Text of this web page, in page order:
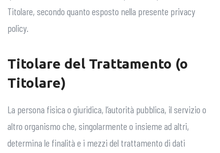
Titolare, secondo quanto esposto nella presente privacy
policy.
Titolare del Trattamento (o
Titolare)
La persona fisica o giuridica, l’autorità pubblica, il servizio o
altro organismo che, singolarmente o insieme ad altri,
determina le finalità e i mezzi del trattamento di dati